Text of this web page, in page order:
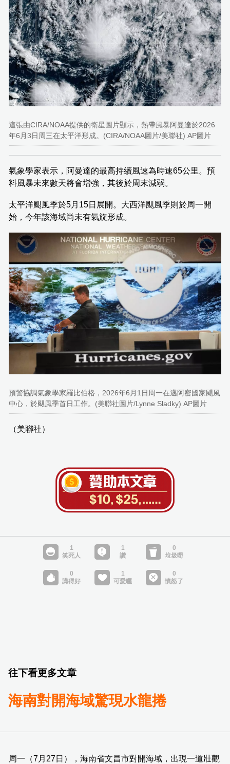
這張由CIRA/NOAA提供的衛星圖片顯示，熱帶風暴阿曼達於2026
年6月3日周三在太平洋形成。(CIRA/NOAA圖片/美聯社) AP圖片
氣象學家表示，阿曼達的最高持續風速為時速65公里。預
料風暴未來數天將會增強，其後於周末減弱。
太平洋颶風季於5月15日展開。大西洋颶風季則於周一開
始，今年該海域尚未有氣旋形成。
預警協調氣象學家羅比伯格，2026年6月1日周一在邁阿密國家颶風
中心，於颶風季首日工作。(美聯社圖片/Lynne Sladky) AP圖片
（美聯社）
往下看更多文章
海南對開海域驚現水龍捲
周一（7月27日），海南省文昌市對開海域，出現一道壯觀